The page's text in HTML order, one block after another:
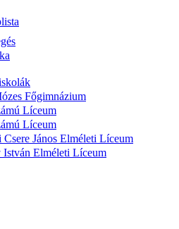
Főgimnázium
Líceum
Líceum
Csere János Elméleti Líceum
István Elméleti Líceum